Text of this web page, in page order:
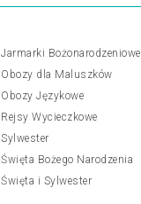
Jarmarki Bożonarodzeniowe
Obozy dla Maluszków
Obozy Językowe
Rejsy Wycieczkowe
Sylwester
Święta Bożego Narodzenia
Święta i Sylwester